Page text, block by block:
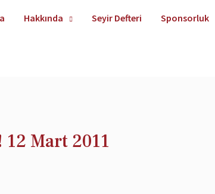
Hakkında Seyir Defteri Sponsorluk
Mart 2011